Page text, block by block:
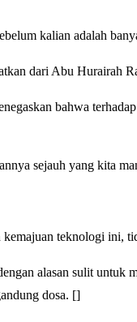
kalian adalah
dari Abu Hurairah
bahwa
sejauh yang kita
teknologi ini,
alasan sulit
dosa. []